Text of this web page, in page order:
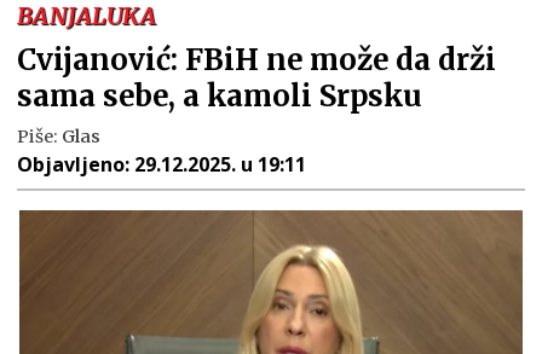
BANJALUKA
Cvijanović: FBiH ne može da drži
sama sebe, a kamoli Srpsku
Piše: Glas
Objavljeno: 29.12.2025. u 19:11